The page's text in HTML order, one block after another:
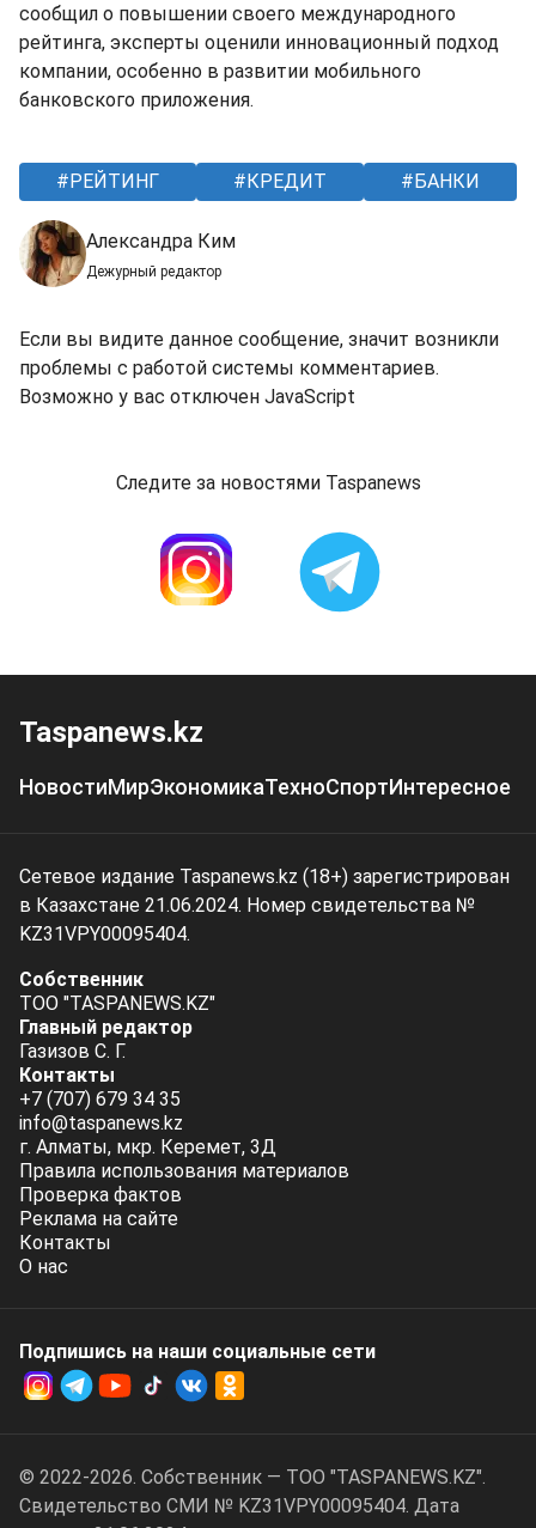
сообщил о повышении своего международного
рейтинга, эксперты оценили инновационный подход
компании, особенно в развитии мобильного
банковского приложения.
РЕЙТИНГ КРЕДИТ БАНКИ
Александра Ким
Дежурный редактор
Если вы видите данное сообщение, значит возникли
проблемы с работой системы комментариев.
Возможно у вас отключен JavaScript
Следите за новостями Taspanews
Taspanews.kz
НовостиМирЭкономикаТехноСпортИнтересное
Сетевое издание Taspanews.kz (18+) зарегистрирован
в Казахстане 21.06.2024. Номер свидетельства №
KZ31VPY00095404.
Собственник
ТОО "TASPANEWS.KZ"
Главный редактор
Газизов С. Г.
Контакты
+7 (707) 679 34 35
info@taspanews.kz
г. Алматы, мкр. Керемет, 3Д
Правила использования материалов
Проверка фактов
Реклама на сайте
Контакты
О нас
Подпишись на наши социальные cети
© 2022-2026. Собственник — ТОО "TASPANEWS.KZ".
Cвидетельство СМИ № KZ31VPY00095404. Дата